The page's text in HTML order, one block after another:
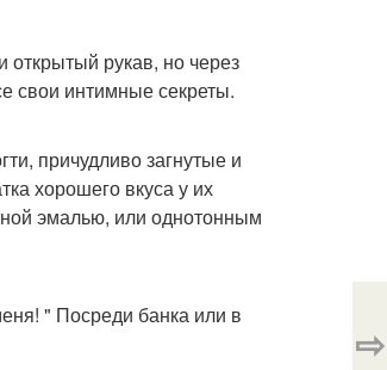
рукав, но через
свои интимные секреты.
причудливо загнутые и
хорошего вкуса у их
эмалью, или однотонным
" Посреди банка или в
⇨